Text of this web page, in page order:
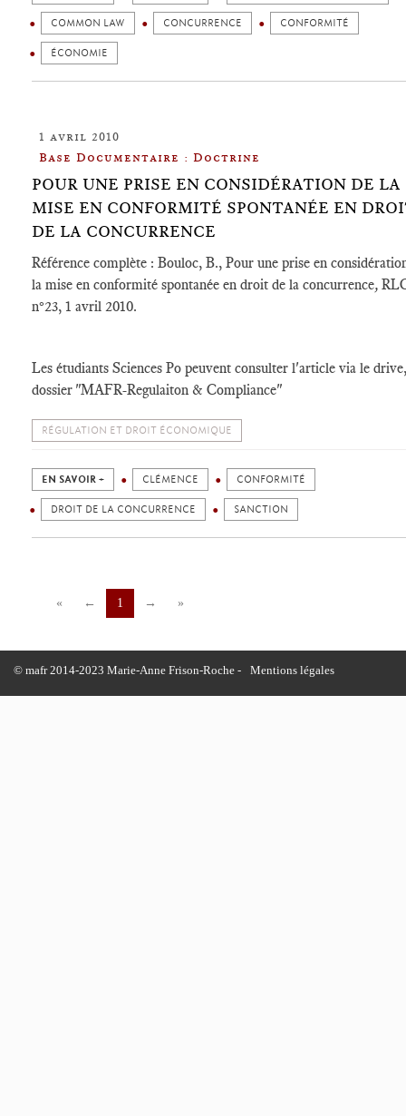
COMMON LAW CONCURRENCE CONFORMITÉ
ÉCONOMIE
1 avril 2010
Base Documentaire : Doctrine
POUR UNE PRISE EN CONSIDÉRATION DE LA
MISE EN CONFORMITÉ SPONTANÉE EN
DE LA CONCURRENCE
Référence complète : Bouloc, B., Pour une prise en
la mise en conformité spontanée en droit de la concurrence,
n°23, 1 avril 2010.
Les étudiants Sciences Po peuvent consulter l'article via le drive,
dossier "MAFR-Regulaiton & Compliance"
RÉGULATION ET DROIT ÉCONOMIQUE
EN SAVOIR + CLÉMENCE CONFORMITÉ
DROIT DE LA CONCURRENCE SANCTION
« ← 1 → »
© mafr 2014-2023 Marie-Anne Frison-Roche - Mentions légales